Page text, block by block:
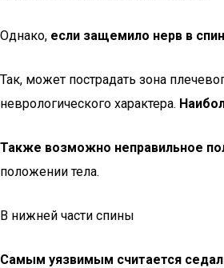
Однако, если защемило нерв в
Так, может пострадать зона
неврологического характера.
Также возможно неправильное
положении тела.
В нижней части спины
Самым уязвимым считается